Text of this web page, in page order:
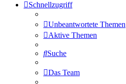
Schnellzugriff
Unbeantwortete Themen
Aktive Themen
Suche
Das Team